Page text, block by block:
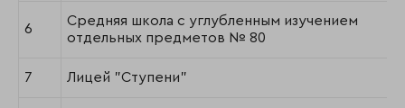
6
Средняя школа с углубленным изучением
отдельных предметов № 80
7 Лицей "Ступени"